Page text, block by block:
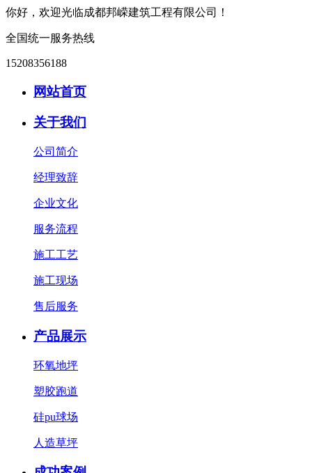
你好，欢迎光临成都邦嵘建筑工程有限公司！
全国统一服务热线
15208356188
网站首页
关于我们
公司简介
经理致辞
企业文化
服务流程
施工工艺
施工现场
售后服务
产品展示
环氧地坪
塑胶跑道
硅pu球场
人造草坪